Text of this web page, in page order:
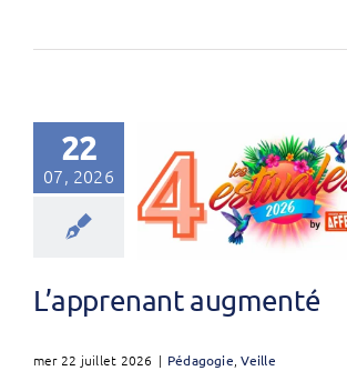
22
07, 2026
L’apprenant augmenté
mer 22 juillet 2026 | Pédagogie,Veille